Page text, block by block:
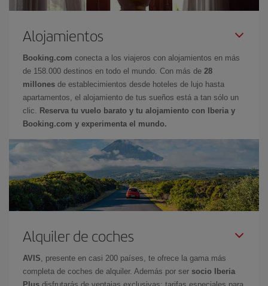
Alojamientos
Booking.com conecta a los viajeros con alojamientos en más
de 158.000 destinos en todo el mundo. Con más de 28
millones de establecimientos desde hoteles de lujo hasta
apartamentos, el alojamiento de tus sueños está a tan sólo un
clic.
Reserva tu vuelo barato y tu alojamiento con Iberia y
Booking.com y experimenta el mundo.
Alquiler de coches
AVIS , presente en casi 200 países, te ofrece la gama más
completa de coches de alquiler. Además por ser socio Iberia